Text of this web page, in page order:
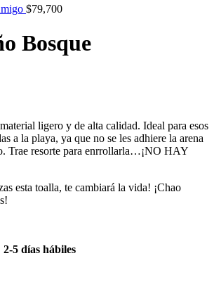
$79,700
Bosque
ligero y de alta calidad. Ideal para esos
a la playa, ya que no se les adhiere la arena
Trae resorte para enrrollarla…¡NO HAY
esta toalla, te cambiará la vida! ¡Chao
5 días hábiles